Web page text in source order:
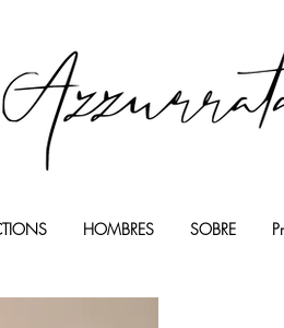
HOMBRES SOBRE